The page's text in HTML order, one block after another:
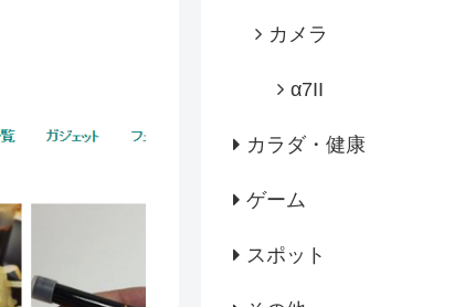
カメラ
α7II
カラダ・健康
ゲーム
スポット